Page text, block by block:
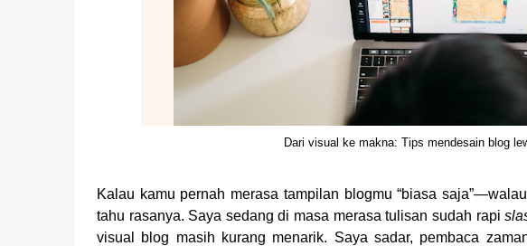
Dari visual ke makna: Tips mendesain blog
Kalau kamu pernah merasa tampilan blogmu “biasa
tahu rasanya. Saya sedang di masa merasa tulisan sudah rapi
visual blog masih kurang menarik. Saya sadar, pembaca